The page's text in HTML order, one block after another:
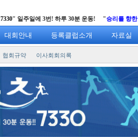
" 일주일에 3번! 하루 30분 운동! "승리를 향한 열
대회안내 등록클럽소개 자료실
협회규약 이사회회의록